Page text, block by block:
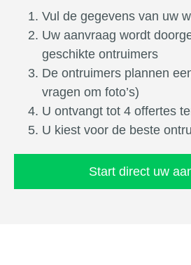
Vul de gegevens van uw
Uw aanvraag wordt
geschikte ontruimers
De ontruimers plannen
vragen om foto’s)
U ontvangt tot 4 offertes
U kiest voor de beste
Start direct uw